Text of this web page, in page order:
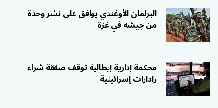
البرلمان الأوغندي يوافق على نشر وحدة
من جيشه في غزة
محكمة إدارية إيطالية توقف صفقة شراء
رادارات إسرائيلية